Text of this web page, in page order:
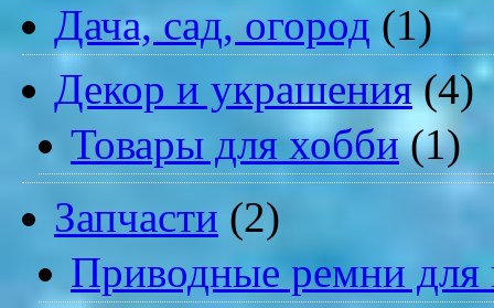
Дача, сад, огород (1)
Декор и украшения(4)
Товары для хобби(1)
Запчасти (2)
Приводные ремни для